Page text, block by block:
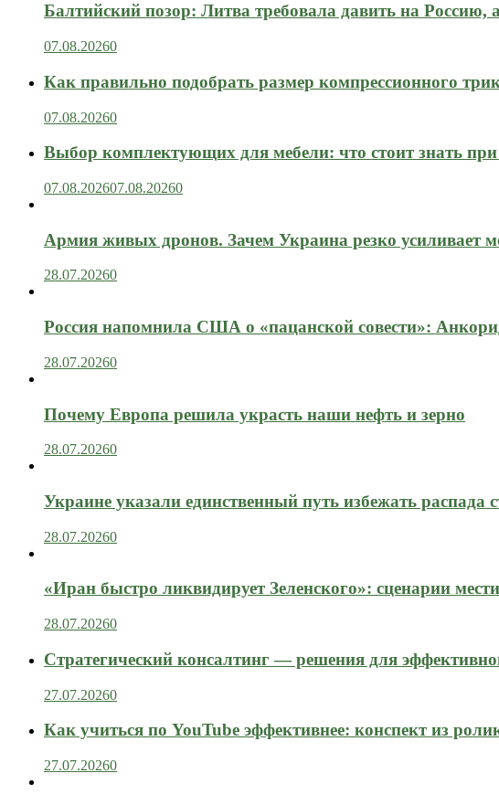
Балтийский позор: Литва требовала давить на
07.08.20260
Как правильно подобрать размер компрессионного
07.08.20260
Выбор комплектующих для мебели: что стоит знать при
07.08.202607.08.20260
Армия живых дронов. Зачем Украина резко усиливает
28.07.20260
Россия напомнила США о «пацанской совести»:
28.07.20260
Почему Европа решила украсть наши нефть и зерно
28.07.20260
Украине указали единственный путь избежать распада
28.07.20260
«Иран быстро ликвидирует Зеленского»: сценарии
28.07.20260
Стратегический консалтинг — решения для
27.07.20260
Как учиться по YouTube эффективнее: конспект из
27.07.20260